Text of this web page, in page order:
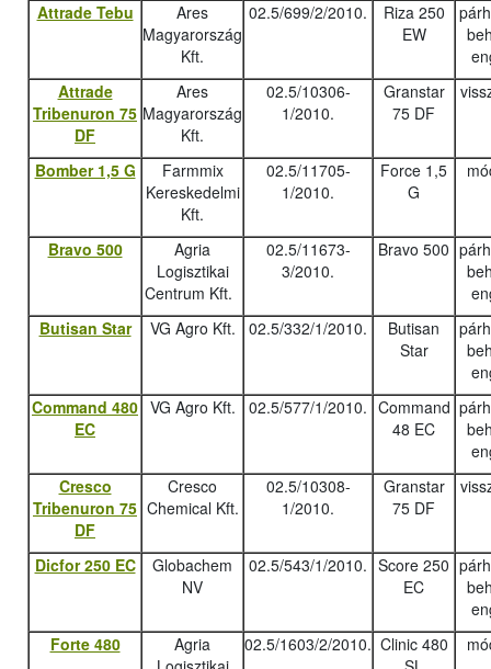
Attrade Tebu
Ares
Magyarország
Kft.
02.5/699/2/2010.
Riza 250
EW
Attrade
Tribenuron 75
DF
Ares
Magyarország
Kft.
02.5/10306-
1/2010.
Granstar
75 DF
Bomber 1,5 G
Farmmix
Kereskedelmi
Kft.
02.5/11705-
1/2010.
Force 1,5
G
Bravo 500
Agria
Logisztikai
Centrum Kft.
02.5/11673-
3/2010.
Bravo 500
Butisan Star
VG Agro Kft. 02.5/332/1/2010.
Butisan
Star
Command 480
EC
VG Agro Kft. 02.5/577/1/2010. Command
48 EC
Cresco
Tribenuron 75
DF
Cresco
Chemical Kft.
02.5/10308-
1/2010.
Granstar
75 DF
Dicfor 250 EC
Globachem
NV
02.5/543/1/2010. Score 250
EC
Forte 480
Agria
02.5/1603/2/2010. Clinic 480